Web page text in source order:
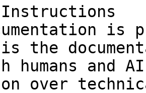
is
the
humans and
over